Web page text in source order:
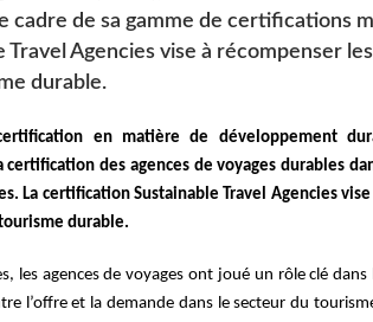
cadre de sa gamme de certifications
Agencies vise à récompenser
durable.
en matière de développement
certification des agences de voyages durables
La certification Sustainable Travel Agencies vise
durable.
les agences de voyages ont joué un rôle clé
l’offre et la demande dans le secteur du